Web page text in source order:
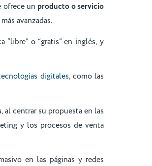
ofrece un producto o servicio
más avanzadas.
“libre” o “gratis” en inglés, y
digitales, como las
, al centrar su propuesta en las
y los procesos de venta
en las páginas y redes